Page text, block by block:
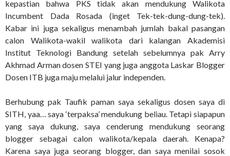
kepastian bahwa PKS tidak akan mendukung Walikota
Incumbent Dada Rosada (inget Tek-tek-dung-dung-tek).
Kabar ini juga sekaligus menambah jumlah bakal pasangan
calon Walikota-wakil walikota dari kalangan Akademisi
Institut Teknologi Bandung setelah sebelumnya pak Arry
Akhmad Arman dosen STEI yang juga anggota Laskar Blogger
Dosen ITB juga maju melalui jalur independen.
Berhubung pak Taufik paman saya sekaligus dosen saya di
SITH, yaa… saya ‘terpaksa’ mendukung beliau. Tetapi siapapun
yang saya dukung, saya cenderung mendukung seorang
blogger sebagai calon walikota/kepala daerah. Kenapa?
Karena saya juga seorang blogger, dan saya menilai sosok